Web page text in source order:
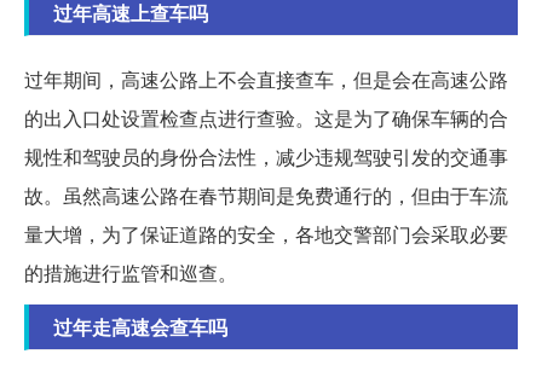
过年高速上查车吗
过年期间，高速公路上不会直接查车，但是会在高速公路
的出入口处设置检查点进行查验。这是为了确保车辆的合
规性和驾驶员的身份合法性，减少违规驾驶引发的交通事
故。虽然高速公路在春节期间是免费通行的，但由于车流
量大增，为了保证道路的安全，各地交警部门会采取必要
的措施进行监管和巡查。
过年走高速会查车吗